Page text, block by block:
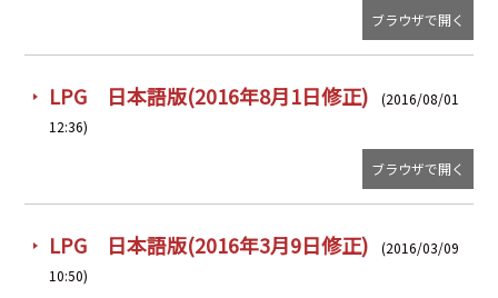
ブラウザで開く
LPG 日本語版(2016年8月1日修正)
(2016/08/01
12:36)
ブラウザで開く
LPG 日本語版(2016年3月9日修正)
(2016/03/09
10:50)